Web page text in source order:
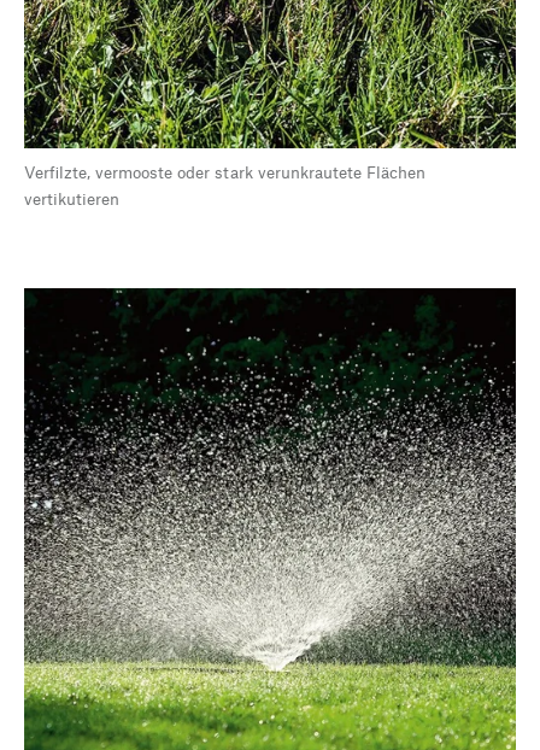
Verfilzte, vermooste oder stark verunkrautete Flächen
vertikutieren